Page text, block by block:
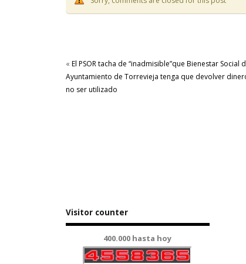
« El PSOR tacha de “inadmisible”que Bienestar Social
Ayuntamiento de Torrevieja tenga que devolver
no ser utilizado
Visitor counter
400.000 hasta hoy